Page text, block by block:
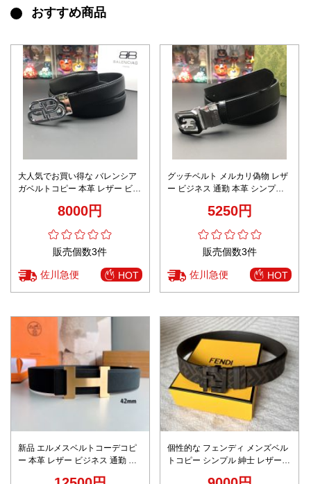
おすすめ商品
大人気でお買い得な バレンシア
ガベルトコピー 本革 レザー ビジ
8000円
販売個数3件
佐川急便 HOT
グッチベルト メルカリ偽物 レザ
ー ビジネス 通勤 本革 シンプル
5250円
販売個数3件
佐川急便 HOT
新品 エルメスベルトコーデコピ
ー 本革 レザー ビジネス 通勤 柔
個性的な フェンディ メンズベル
トコピー シンプル 紳士 レザー